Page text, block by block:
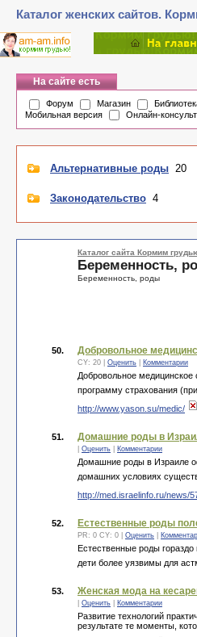
Каталог женских сайтов.
На сайте есть
Форум Магазин
Мобильная версия
Онлайн-
Альтернативные роды 20
Законодательство 4
Каталог сайта Кормим
Беременность,
Беременность, роды
50. Добровольное
CY: 20 | Оценить Комментарии
Добровольное
программу страхования
http://www.yason.su/medic/
51. Домашние роды в
Оценить Комментарии
Домашние роды в Израиле
домашних условиях
http://med.israelinfo.ru/news/
52. Естественные роды
PR: 0 CY: 0 | Оценить
Естественные роды
дети более уязвимы для
53. Женская мода на
Оценить Комментарии
Развитие технологий
результате те моменты,